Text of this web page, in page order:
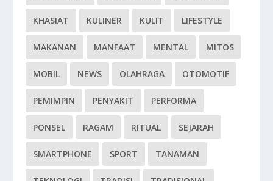
KHASIAT KULINER KULIT LIFESTYLE
MAKANAN MANFAAT MENTAL MITOS
MOBIL NEWS OLAHRAGA OTOMOTIF
PEMIMPIN PENYAKIT PERFORMA
PONSEL RAGAM RITUAL SEJARAH
SMARTPHONE SPORT TANAMAN